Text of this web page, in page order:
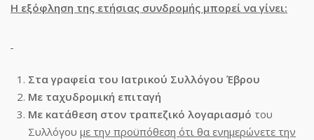
Η εξόφληση της ετήσιας συνδρομής μπορεί να γίνει:
Στα γραφεία του Ιατρικού Συλλόγου Έβρου
Με ταχυδρομική επιταγή
Με κατάθεση στον τραπεζικό λογαριασμό του
Συλλόγου με την προϋπόθεση ότι θα ενημερώνετε την